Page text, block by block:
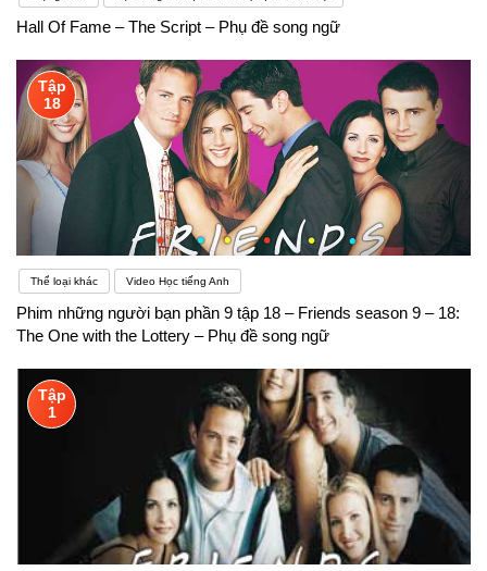
Hall Of Fame – The Script – Phụ đề song ngữ
Tập
18
Thể loại khác Video Học tiếng Anh
Phim những người bạn phần 9 tập 18 – Friends season 9 – 18:
The One with the Lottery – Phụ đề song ngữ
Tập
1